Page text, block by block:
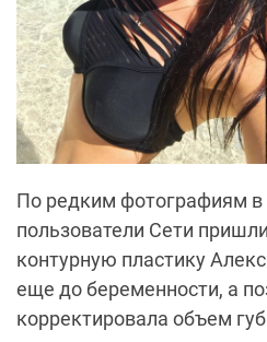
По редким фотографиям
пользователи Сети
контурную пластику
еще до беременности, а
корректировала объем